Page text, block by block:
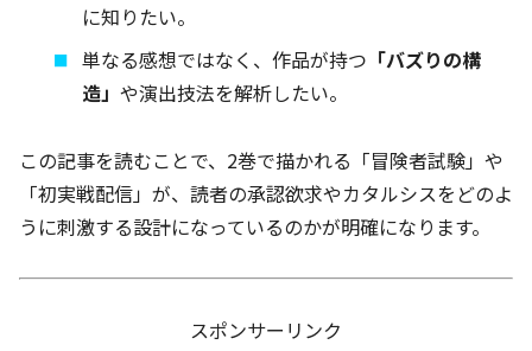
に知りたい。
単なる感想ではなく、作品が持つ 「バズりの構
造」や演出技法を解析したい。
この記事を読むことで、2巻で描かれる「冒険者試験」や
「初実戦配信」が、読者の承認欲求やカタルシスをどのよ
うに刺激する設計になっているのかが明確になります。
スポンサーリンク